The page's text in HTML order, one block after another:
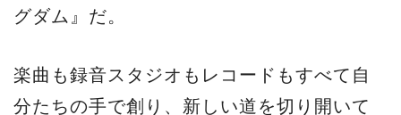
グダム』だ。
楽曲も録⾳スタジオもレコードもすべて⾃
分たちの⼿で創り、新しい道を切り開いて